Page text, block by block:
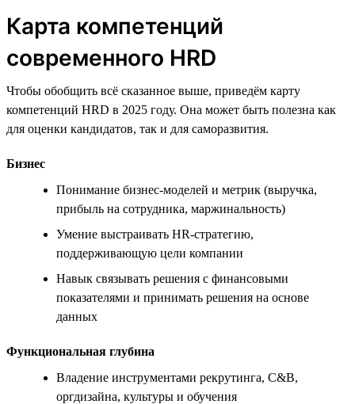
Карта компетенций
современного HRD
Чтобы обобщить всё сказанное выше, приведём карту
компетенций HRD в 2025 году. Она может быть полезна как
для оценки кандидатов, так и для саморазвития.
Бизнес
Понимание бизнес-моделей и метрик (выручка,
прибыль на сотрудника, маржинальность)
Умение выстраивать HR-стратегию,
поддерживающую цели компании
Навык связывать решения с финансовыми
показателями и принимать решения на основе
данных
Функциональная глубина
Владение инструментами рекрутинга, C&B,
оргдизайна, культуры и обучения